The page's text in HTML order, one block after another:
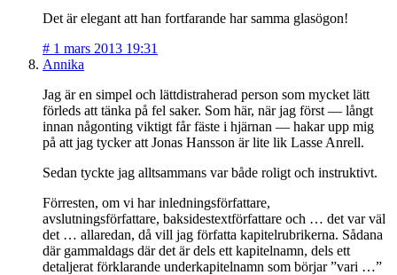
Det är elegant att han fortfarande har samma glasögon!
# 1 mars 2013 19:31
Annika
Jag är en simpel och lättdistraherad person som mycket lätt
förleds att tänka på fel saker. Som här, när jag först — långt
innan någonting viktigt får fäste i hjärnan — hakar upp mig
på att jag tycker att Jonas Hansson är lite lik Lasse Anrell.
Sedan tyckte jag alltsammans var både roligt och instruktivt.
Förresten, om vi har inledningsförfattare,
avslutningsförfattare, baksidestextförfattare och … det var väl
det … allaredan, då vill jag författa kapitelrubrikerna. Sådana
där gammaldags där det är dels ett kapitelnamn, dels ett
detaljerat förklarande underkapitelnamn som börjar ”vari …”